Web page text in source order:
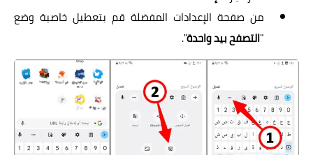
من صفحة الإعدادات المفضلة قم بتعطيل خاصية وضع
"التصفح بيد واحدة".